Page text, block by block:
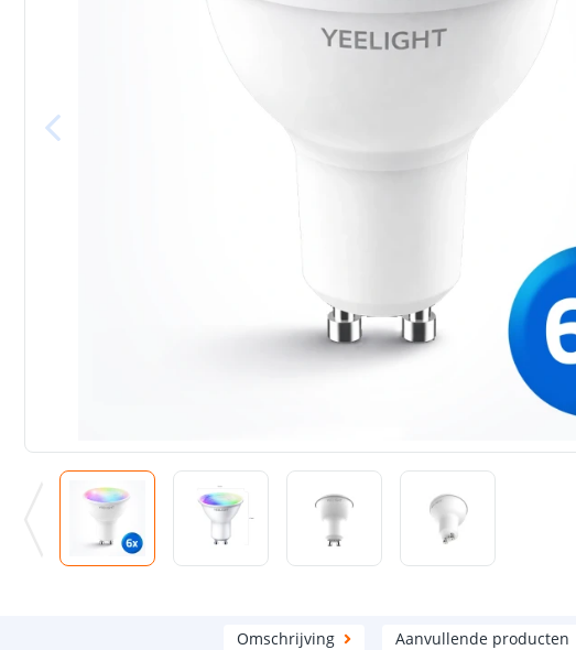
Omschrijving Aanvullende producten